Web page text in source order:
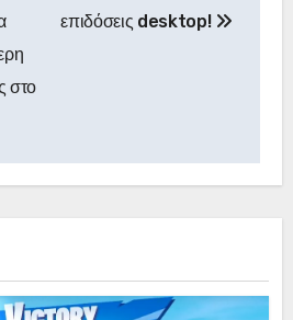
στο
επιδόσεις desktop!